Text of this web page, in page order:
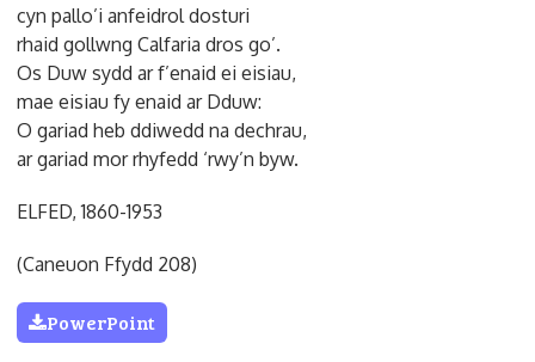
cyn pallo’i anfeidrol dosturi
rhaid gollwng Calfaria dros go’.
Os Duw sydd ar f’enaid ei eisiau,
mae eisiau fy enaid ar Dduw:
O gariad heb ddiwedd na dechrau,
ar gariad mor rhyfedd ‘rwy’n byw.
ELFED, 1860-1953
(Caneuon Ffydd 208)
PowerPoint